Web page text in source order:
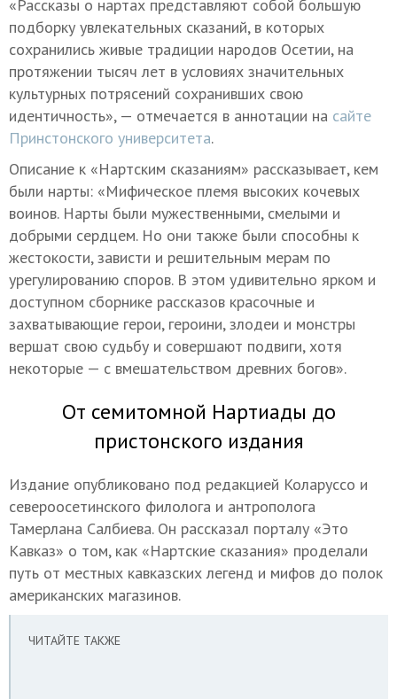
«Рассказы о нартах представляют собой большую
подборку увлекательных сказаний, в которых
сохранились живые традиции народов Осетии, на
протяжении тысяч лет в условиях значительных
культурных потрясений сохранивших свою
идентичность», — отмечается в аннотации на сайте
Принстонского университета.
Описание к «Нартским сказаниям» рассказывает, кем
были нарты: «Мифическое племя высоких кочевых
воинов. Нарты были мужественными, смелыми и
добрыми сердцем. Но они также были способны к
жестокости, зависти и решительным мерам по
урегулированию споров. В этом удивительно ярком и
доступном сборнике рассказов красочные и
захватывающие герои, героини, злодеи и монстры
вершат свою судьбу и совершают подвиги, хотя
некоторые — с вмешательством древних богов».
От семитомной Нартиады до
пристонского издания
Издание опубликовано под редакцией Коларуссо и
североосетинского филолога и антрополога
Тамерлана Салбиева. Он рассказал порталу «Это
Кавказ» о том, как «Нартские сказания» проделали
путь от местных кавказских легенд и мифов до полок
американских магазинов.
ЧИТАЙТЕ ТАКЖЕ